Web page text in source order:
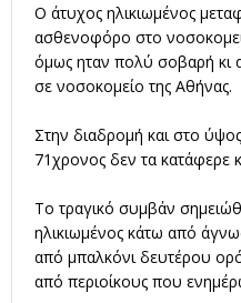
Ο άτυχος ηλικιωμένος
ασθενοφόρο στο
όμως ηταν πολύ σοβαρή κι
σε νοσοκομείο της Αθήνας.
Στην διαδρομή και στο
71χρονος δεν τα κατάφερε
Το τραγικό συμβάν
ηλικιωμένος κάτω από
από μπαλκόνι δευτέρου
από περιοίκους που